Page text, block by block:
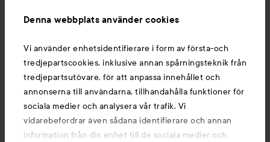
Denna webbplats använder cookies
Vi använder enhetsidentifierare i form av första-och
tredjepartscookies, inklusive annan spårningsteknik från
tredjepartsutövare, för att anpassa innehållet och
annonserna till användarna, tillhandahålla funktioner för
sociala medier och analysera vår trafik. Vi
vidarebefordrar även sådana identifierare och annan
information från din enhet till de sociala medier och
Du kanske också gillar